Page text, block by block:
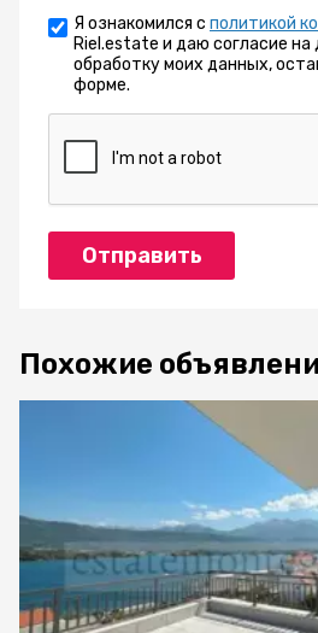
Я ознакомился с политикой
Riel.estate и даю согласие
обработку моих данных,
форме.
Отправить
Похожие